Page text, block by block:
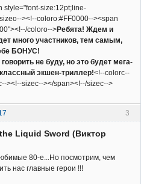
style="font-size:12pt;line-
><!--coloro:#FF0000--><span
coloro-->Ребята! Ждем и
много участников, тем самым,
БОНУС!
не буду, но это будет мега-
экшен-триллер!<!--colorc--
><!--sizec--></span><!--/sizec-->
3
Liquid Sword (Виктор
80-е...Но посмотрим, чем
нас главные герои !!!